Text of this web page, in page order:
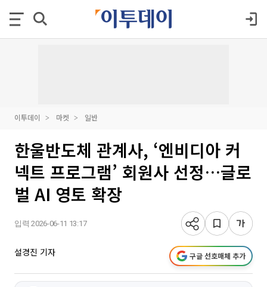
이투데이 마켓 일반
한울반도체 관계사, ‘엔비디아 커
넥트 프로그램’ 회원사 선정…글로
벌 AI 영토 확장
입력 2026-06-11 13:17
설경진 기자 구글 선호매체 추가